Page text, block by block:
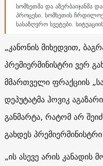
სომხეთმა და აზერბაიჯანმა
პროცესი. სომხეთის
სასაზღვრო სვეტები.
„კანონის მიხედვით,
პრემიერმინისტრი ვერ
მმართველი ფრაქციის
დეპუტატმა ჰოვიკ
განმარტა, რატომ არ
გახდეს
„ის ასევე არის კანადის